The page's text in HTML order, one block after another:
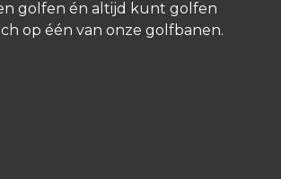
golfen én altijd kunt golfen
op één van onze golfbanen.